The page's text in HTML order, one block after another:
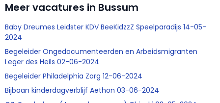
Meer vacatures in Bussum
Baby Dreumes Leidster KDV BeeKidzzZ Speelparadijs 14-05-
2024
Begeleider Ongedocumenteerden en Arbeidsmigranten
Leger des Heils 02-06-2024
Begeleider Philadelphia Zorg 12-06-2024
Bijbaan kinderdagverblijf Aethon 03-06-2024